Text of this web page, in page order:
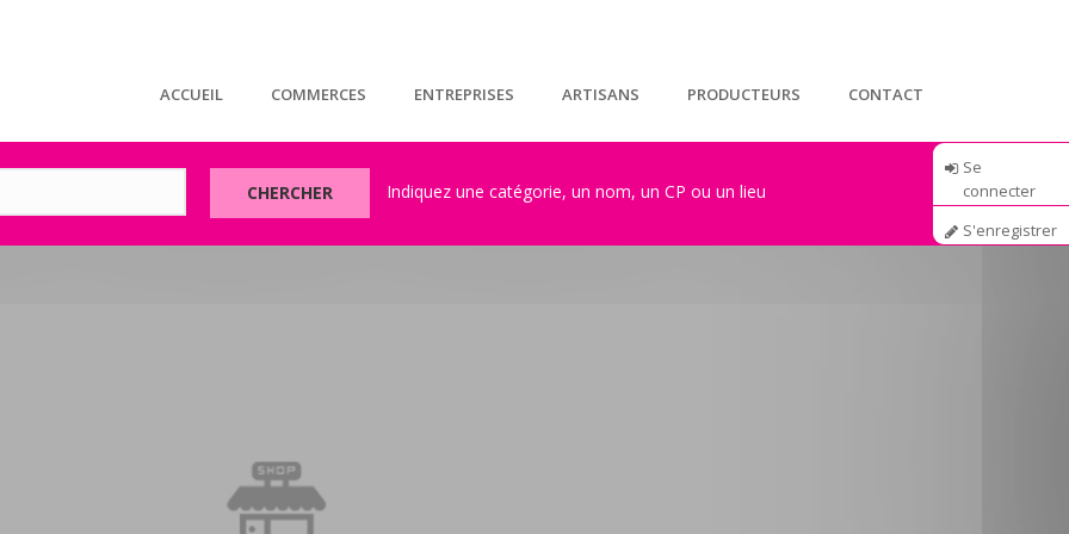
Se
connecter
S'enregistrer
ACCUEIL COMMERCES ENTREPRISES ARTISANS PRODUCTEURS CONTACT
CHERCHER